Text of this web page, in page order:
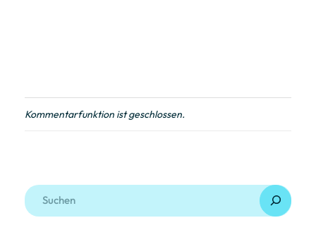
Kommentarfunktion ist geschlossen.